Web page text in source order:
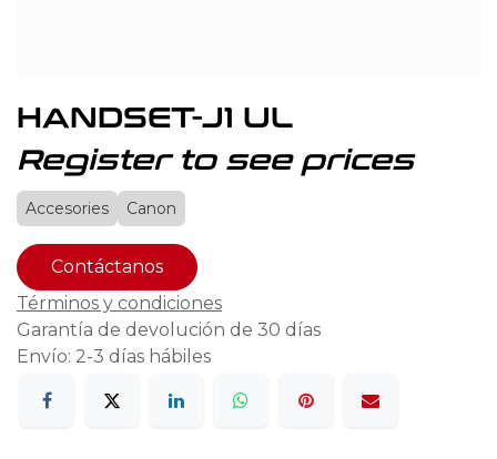
HANDSET-J1 UL
Register to see prices
Accesories Canon
Contáctanos
Términos y condiciones
Garantía de devolución de 30 días
Envío: 2-3 días hábiles